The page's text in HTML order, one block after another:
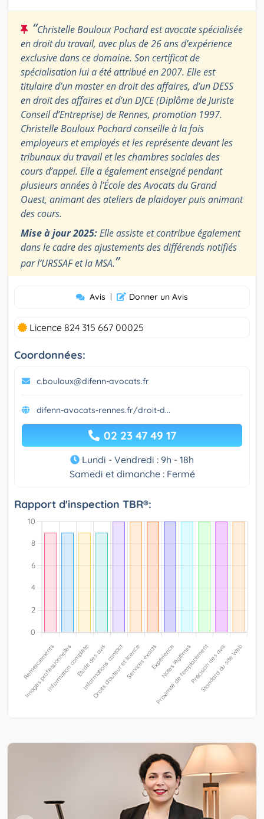
“Christelle Bouloux Pochard est avocate spécialisée
en droit du travail, avec plus de 26 ans d’expérience
exclusive dans ce domaine. Son certificat de
spécialisation lui a été attribué en 2007. Elle est
titulaire d’un master en droit des affaires, d’un DESS
en droit des affaires et d’un DJCE (Diplôme de Juriste
Conseil d’Entreprise) de Rennes, promotion 1997.
Christelle Bouloux Pochard conseille à la fois
employeurs et employés et les représente devant les
tribunaux du travail et les chambres sociales des
cours d’appel. Elle a également enseigné pendant
plusieurs années à l’École des Avocats du Grand
Ouest, animant des ateliers de plaidoyer puis animant
des cours.
Mise à jour 2025:Elle assiste et contribue également
dans le cadre des ajustements des différends notifiés
par l’URSSAF et la MSA.”
Avis | Donner un Avis
Licence 824 315 667 00025
Coordonnées:
c.bouloux@difenn-avocats.fr
difenn-avocats-rennes.fr/droit-d...
02 23 47 49 17
Lundi - Vendredi : 9h - 18h
Samedi et dimanche : Fermé
Rapport d'inspection TBR®: